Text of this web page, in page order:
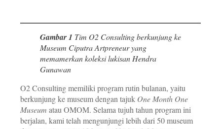
Gambar 1 Tim O2 Consulting berkunjung ke
Museum Ciputra Artpreneur yang
memamerkan koleksi lukisan Hendra
Gunawan
O2 Consulting memiliki program rutin bulanan, yaitu
berkunjung ke museum dengan tajuk One Month One
Museum atau OMOM. Selama tujuh tahun program ini
berjalan, kami telah mengunjungi lebih dari 50 museum